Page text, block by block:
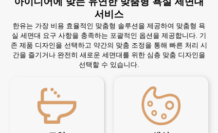
서비스
한유는 가장 비용 효율적인 맞춤형 솔루션을 제공하여 맞춤형 욕
실 세면대 요구 사항을 충족하는 포괄적인 옵션을 제공합니다. 기
존 제품 디자인을 선택하고 약간의 맞춤 조정을 통해 빠른 처리 시
간을 즐기거나 완전히 새로운 세면대를 위한 심층 맞춤 디자인을
선택할 수 있습니다.